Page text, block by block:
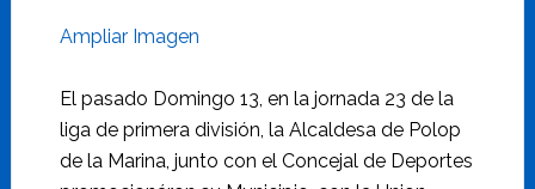
Ampliar Imagen
El pasado Domingo 13, en la jornada 23 de la
liga de primera división, la Alcaldesa de Polop
de la Marina, junto con el Concejal de Deportes